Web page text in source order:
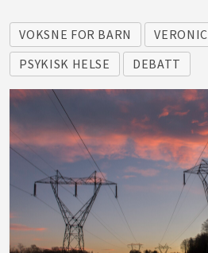
VOKSNE FOR BARN
PSYKISK HELSE
DEBATT